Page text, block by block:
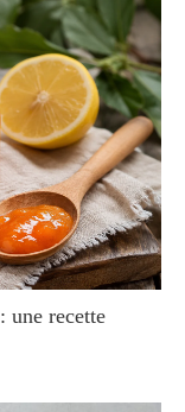
une recette